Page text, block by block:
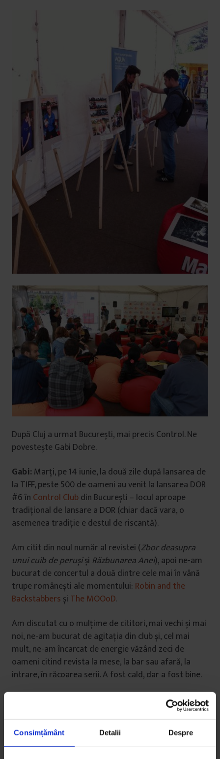
Consimțământ Detalii Despre
După Cluj a urmat București, mai precis Control. Ne
povestește Gabi Dobre.
Gabi: Marți, pe 14 iunie, la două zile după lansarea de
la TIFF, peste 500 de oameni au venit la lansarea DOR
#6 în Control Clubdin București – locul aproape
tradițional de lansare a DOR (chiar dacă vara, o
asemenea tradiție e destul de riscantă).
Am citit din noul număr al revistei (Zbor deasupra
unui cuib de perușiși Răzbunarea Anei), apoi ne-am
bucurat de concertul a două dintre cele mai în vână
trupe românești ale momentului: Robin and the
Backstabbers și The MOOoD.
Am discutat cu o mulțime de cititori, mai vechi și mai
noi, ne-am bucurat de agitația din club și, cel mai
mult, ne-am încarcat de energie văzând zeci de
oameni citind revista la mese, la bar sau afară, la
intrare, în răcoarea serii. A fost cald, dar a fost bine.